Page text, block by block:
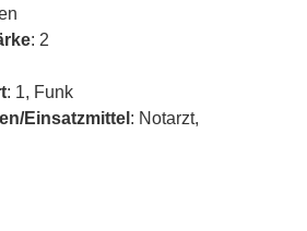
: 2
: 1, Funk
Einsatzmittel : Notarzt,